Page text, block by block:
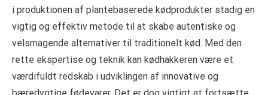
i produktionen af plantebaserede kødprodukter stadig en
vigtig og effektiv metode til at skabe autentiske og
velsmagende alternativer til traditionelt kød. Med den
rette ekspertise og teknik kan kødhakkeren være et
værdifuldt redskab i udviklingen af innovative og